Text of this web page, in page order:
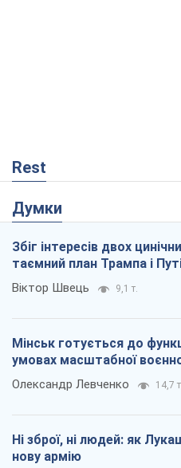
Rest
Думки
Збіг інтересів двох
таємний план Трампа і
Віктор Швець 9,1 т.
Мінськ готується до
умовах масштабної
Олександр Левченко 14,7
Ні зброї, ні людей: як
нову армію